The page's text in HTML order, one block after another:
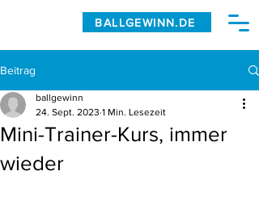
BALLGEWINN.DE
Beitrag
Mini-Trainer-Kurs, immer
wieder
ballgewinn
24. Sept. 2023 1 Min. Lesezeit